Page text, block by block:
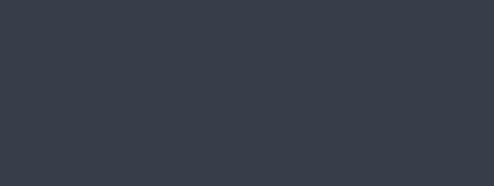
بمبادرة ذاتية غير
كبيراً من الشبان من
بالحفاظ على أكبر